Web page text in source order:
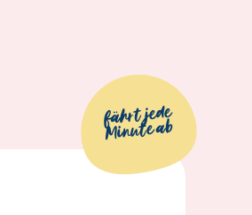
fährt jede
Minute ab